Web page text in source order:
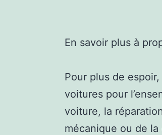
En savoir plus à
Pour plus de
voitures pour
voiture, la
mécanique ou de